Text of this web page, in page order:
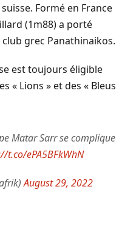
Formé en France
(1m88) a porté
grec Panathinaikos.
est toujours éligible
« Lions » et des « Bleus
Matar Sarr se complique
t.co/ePA5BFkWhN
August 29, 2022